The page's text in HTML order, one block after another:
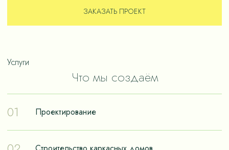
ЗАКАЗАТЬ ПРОЕКТ
Услуги
Что мы создаём
01
Проектирование